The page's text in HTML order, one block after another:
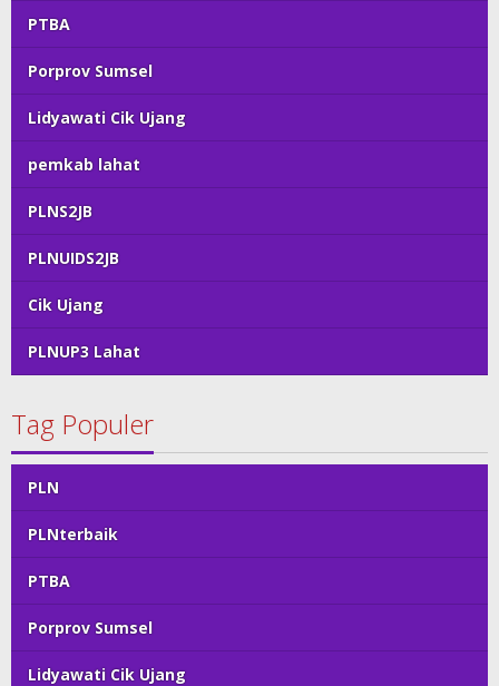
PTBA
Porprov Sumsel
Lidyawati Cik Ujang
pemkab lahat
PLNS2JB
PLNUIDS2JB
Cik Ujang
PLNUP3 Lahat
Tag Populer
PLN
PLNterbaik
PTBA
Porprov Sumsel
Lidyawati Cik Ujang